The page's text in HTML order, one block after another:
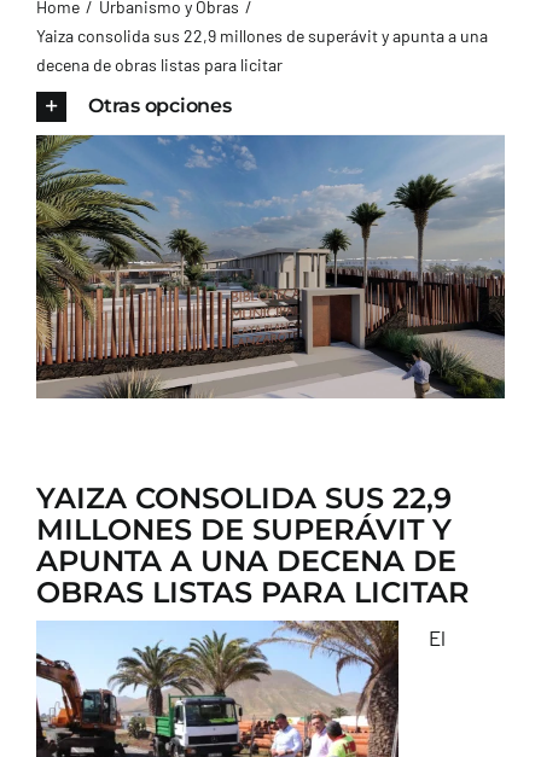
AYUNTAMIENTO
TURISMO
CONTACTO
Home
Urbanismo y Obras
Yaiza consolida sus 22,9 millones de superávit y apunta a una
decena de obras listas para licitar
Otras opciones
YAIZA CONSOLIDA SUS 22,9
MILLONES DE SUPERÁVIT Y
APUNTA A UNA DECENA DE
OBRAS LISTAS PARA LICITAR
El